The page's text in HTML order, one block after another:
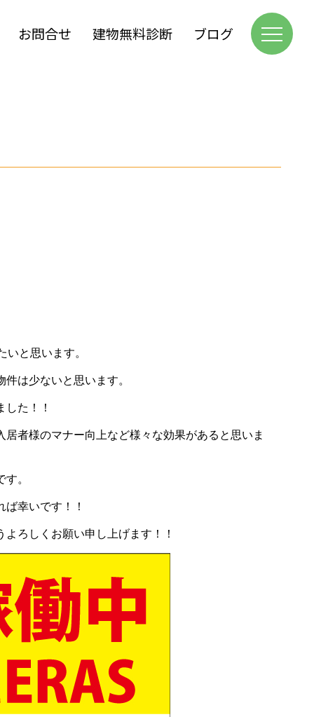
お問合せ 建物無料診断 ブログ
いと思います。
は少ないと思います。
た！！
者様のマナー向上など様々な効果があると思いま
。
幸いです！！
ろしくお願い申し上げます！！